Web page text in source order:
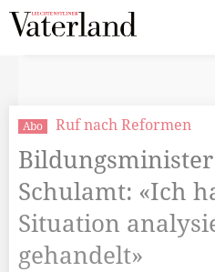
Abo Ruf nach Reformen
Schulamt: «Ich
Situation
gehandelt»